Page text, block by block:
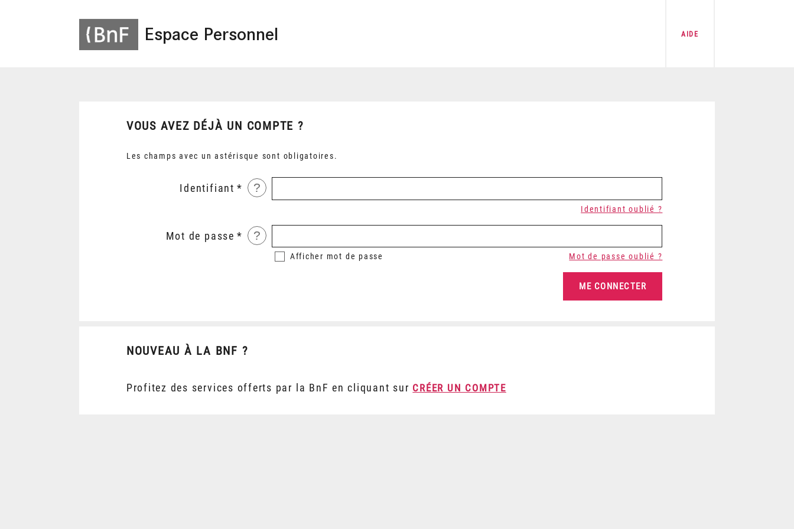
Espace Personnel AIDE
VOUS AVEZ DÉJÀ UN COMPTE ?
Les champs avec un astérisque sont obligatoires.
Identifiant ?
Identifiant oublié ?
Mot de passe ?
Afficher mot de passe Mot de passe oublié ?
NOUVEAU À LA BNF ?
Profitez des services offerts par la BnF en cliquant sur CRÉER UN COMPTE